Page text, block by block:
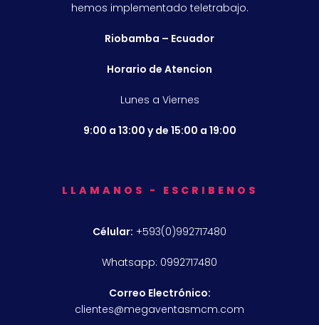
hemos implementado teletrabajo.
Riobamba – Ecuador
Horario de Atencion
Lunes a Viernes
9:00 a 13:00 y de 15:00 a 19:00
LLAMANOS - ESCRIBENOS
Célular: +593(0)992717480
Whatsapp: 0992717480
Correo Electrónico:
clientes@megaventasmcm.com